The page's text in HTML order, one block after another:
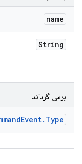
name
String
برمی گرداند
Event. Type